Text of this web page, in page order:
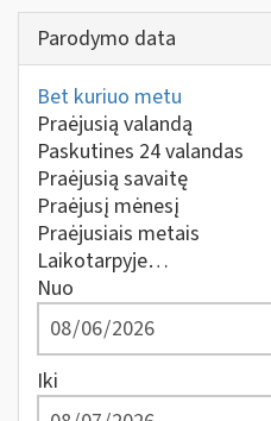
Parodymo data
Bet kuriuo metu
Praėjusią valandą
Paskutines 24 valandas
Praėjusią savaitę
Praėjusį mėnesį
Praėjusiais metais
Laikotarpyje…
Nuo
Iki